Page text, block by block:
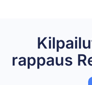
rappaus